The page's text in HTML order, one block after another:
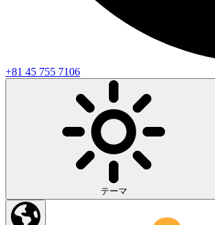
+81 45 755 7106
テーマ